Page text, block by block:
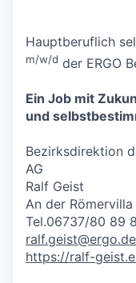
Hauptberuflich
m/w/d der ERGO
Ein Job mit
und
Bezirksdirektion
AG
Ralf Geist
An der
Tel.06737/80 89
ralf.geist@ergo.de
https://ralf-